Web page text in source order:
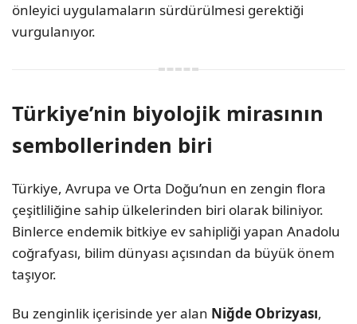
önleyici uygulamaların sürdürülmesi gerektiği
vurgulanıyor.
Türkiye’nin biyolojik mirasının
sembollerinden biri
Türkiye, Avrupa ve Orta Doğu’nun en zengin flora
çeşitliliğine sahip ülkelerinden biri olarak biliniyor.
Binlerce endemik bitkiye ev sahipliği yapan Anadolu
coğrafyası, bilim dünyası açısından da büyük önem
taşıyor.
Bu zenginlik içerisinde yer alan Niğde Obrizyası,